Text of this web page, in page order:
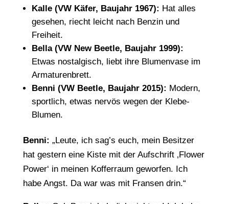
Kalle (VW Käfer, Baujahr 1967): Hat alles
gesehen, riecht leicht nach Benzin und
Freiheit.
Bella (VW New Beetle, Baujahr 1999):
Etwas nostalgisch, liebt ihre Blumenvase im
Armaturenbrett.
Benni (VW Beetle, Baujahr 2015): Modern,
sportlich, etwas nervös wegen der Klebe-
Blumen.
Benni: „Leute, ich sag’s euch, mein Besitzer
hat gestern eine Kiste mit der Aufschrift ‚Flower
Power‘ in meinen Kofferraum geworfen. Ich
habe Angst. Da war was mit Fransen drin.“